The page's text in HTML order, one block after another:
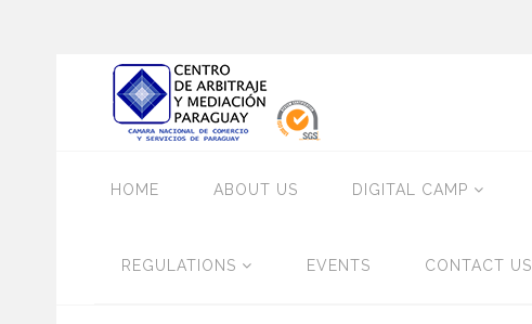
HOME ABOUT US DIGITAL CAMP
REGULATIONS EVENTS CONTACT US